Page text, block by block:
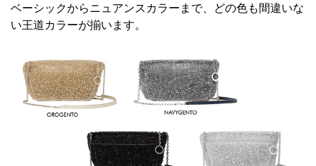
ベーシックからニュアンスカラーまで、どの色も間違いな
い王道カラーが揃います。